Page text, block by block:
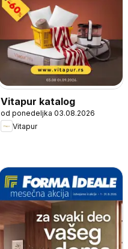
Vitapur katalog
od ponedeljka 03.08.2026
Vitapur